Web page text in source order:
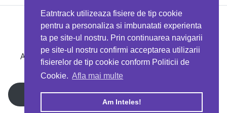
Eatntrack utilizeaza fisiere de tip cookie
pentru a personaliza si imbunatati experienta
ta pe site-ul nostru. Prin continuarea navigarii
pe site-ul nostru confirmi acceptarea utilizarii
fisierelor de tip cookie conform Politicii de
Cookie. Afla mai multe
Am Inteles!
Copyright © 2026 EAT & TRACK S.R.L
MYPROTEIN
Ai 40%reducere la orice comandă folosind codul
EATTRACK
Profită acum